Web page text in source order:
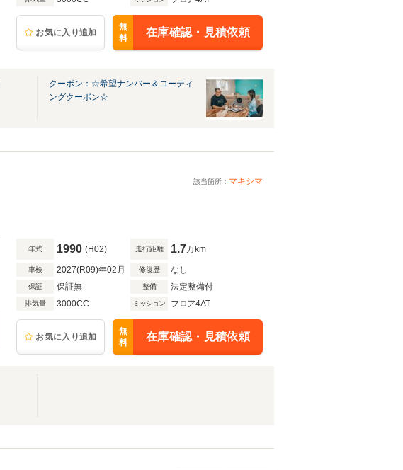
お気に入り追加
無
料
在庫確認・見積依頼
クーポン：☆希望ナンバー＆コーティ
ングクーポン☆
該当箇所： マキシマ
年式 1990 (H02) 走行距離 1.7万km
車検 2027(R09)年02月 修復歴 なし
保証 保証無 整備 法定整備付
排気量 3000CC ミッション フロア4AT
お気に入り追加
無
料
在庫確認・見積依頼